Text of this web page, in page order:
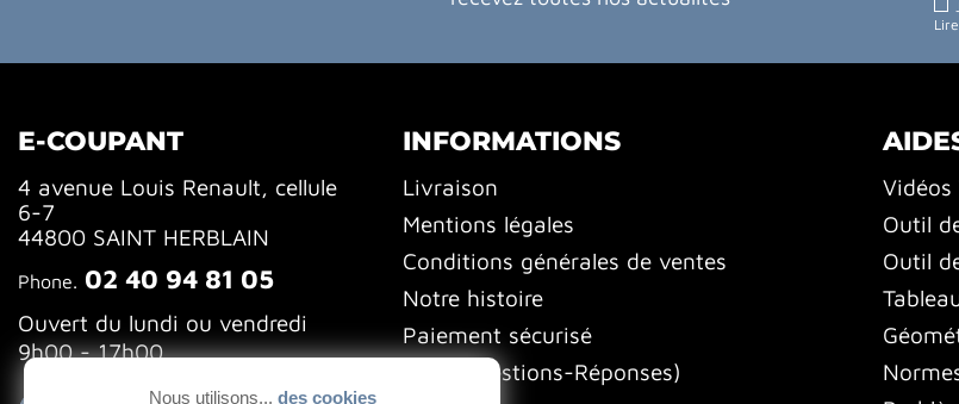
E-COUPANT
4 avenue Louis Renault, cellule
6-7
44800 SAINT HERBLAIN
Phone. 02 40 94 81 05
Ouvert du lundi ou vendredi
9h00 - 17h00
INFORMATIONS
Livraison
Mentions légales
Conditions générales de ventes
Notre histoire
Paiement sécurisé
FAQ (Questions-Réponses)
Vidéos
Outil
Outil
Nous utilisons... des cookies